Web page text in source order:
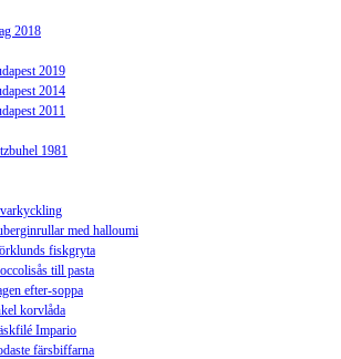
2018
2019
2014
2011
1981
med halloumi
fiskgryta
till pasta
efter-soppa
korvlåda
Impario
färsbiffarna